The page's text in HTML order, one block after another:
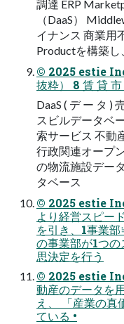
調達 ERP
（DaaS）
イナンス 商業用
Productを構築し
© 2025 estie
抜粋） 8 賃 貸
DaaS ( デ ー タ )
スビルデータベ
索サービス 不動
行政関連オープ
の物流施設デー
タベース
© 2025 estie
より経営スピー
を引き、1事業
の事業部が1つ
思決定を行う
© 2025 estie
動産のデータを
え、 「産業の真
ている •